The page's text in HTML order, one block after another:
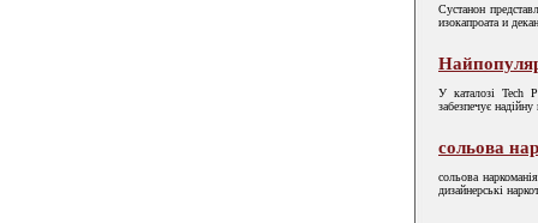
Сустанон
изокапроата и
У каталозі Tech
забезпечує
сольова
сольова
дизайнерські